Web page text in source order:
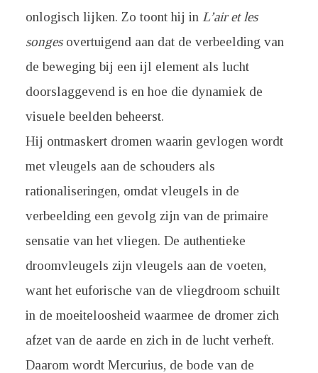
onlogisch lijken. Zo toont hij in L’air et les
songesovertuigend aan dat de verbeelding van
de beweging bij een ijl element als lucht
doorslaggevend is en hoe die dynamiek de
visuele beelden beheerst.
Hij ontmaskert dromen waarin gevlogen wordt
met vleugels aan de schouders als
rationaliseringen, omdat vleugels in de
verbeelding een gevolg zijn van de primaire
sensatie van het vliegen. De authentieke
droomvleugels zijn vleugels aan de voeten,
want het euforische van de vliegdroom schuilt
in de moeiteloosheid waarmee de dromer zich
afzet van de aarde en zich in de lucht verheft.
Daarom wordt Mercurius, de bode van de